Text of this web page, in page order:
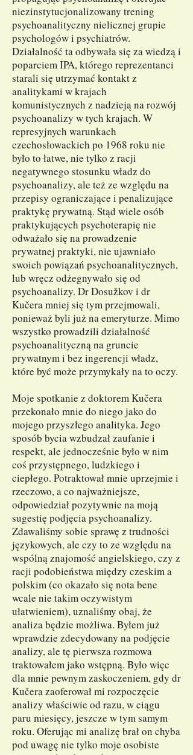
niezinstytucjonalizowany trening
psychoanalityczny nielicznej grupie
psychologów i psychiatrów.
Działalność ta odbywała się za wiedzą i
poparciem IPA, którego reprezentanci
starali się utrzymać kontakt z
analitykami w krajach
komunistycznych z nadzieją na rozwój
psychoanalizy w tych krajach. W
represyjnych warunkach
czechosłowackich po 1968 roku nie
było to łatwe, nie tylko z racji
negatywnego stosunku władz do
psychoanalizy, ale też ze względu na
przepisy ograniczające i penalizujące
praktykę prywatną. Stąd wiele osób
praktykujących psychoterapię nie
odważało się na prowadzenie
prywatnej praktyki, nie ujawniało
swoich powiązań psychoanalitycznych,
lub wręcz odżegnywało się od
psychoanalizy. Dr Dosužkov i dr
Kučera mniej się tym przejmowali,
ponieważ byli już na emeryturze. Mimo
wszystko prowadzili działalność
psychoanalityczną na gruncie
prywatnym i bez ingerencji władz,
które być może przymykały na to oczy.
Moje spotkanie z doktorem Kučera
przekonało mnie do niego jako do
mojego przyszłego analityka. Jego
sposób bycia wzbudzał zaufanie i
respekt, ale jednocześnie było w nim
coś przystępnego, ludzkiego i
ciepłego. Potraktował mnie uprzejmie i
rzeczowo, a co najważniejsze,
odpowiedział pozytywnie na moją
sugestię podjęcia psychoanalizy.
Zdawaliśmy sobie sprawę z trudności
językowych, ale czy to ze względu na
wspólną znajomość angielskiego, czy z
racji podobieństwa między czeskim a
polskim (co okazało się nota bene
wcale nie takim oczywistym
ułatwieniem), uznaliśmy obaj, że
analiza będzie możliwa. Byłem już
wprawdzie zdecydowany na podjęcie
analizy, ale tę pierwsza rozmowa
traktowałem jako wstępną. Było więc
dla mnie pewnym zaskoczeniem, gdy dr
Kučera zaoferował mi rozpoczęcie
analizy właściwie od razu, w ciągu
paru miesięcy, jeszcze w tym samym
roku. Oferując mi analizę brał on chyba
pod uwagę nie tylko moje osobiste